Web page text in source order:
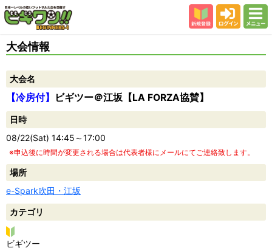
会場
大会結果
スタッフ紹介
よくある質問
参加者の声
大会情報
大会名
【冷房付】 ビギツー＠江坂【LA FORZA協賛】
日時
08/22(Sat) 14:45～17:00
※申込後に時間が変更される場合は代表者様にメールにてご連絡致します。
場所
e-Spark吹田・江坂
カテゴリ
ビ
ビギツー